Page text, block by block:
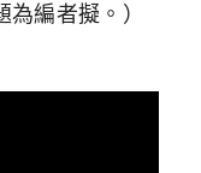
編者擬。）